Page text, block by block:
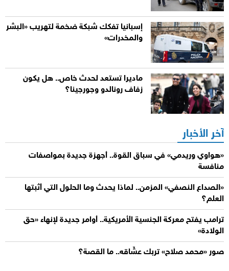
إسبانيا تفكك شبكة ضخمة لتهريب «البشر
والمخدرات»
ماديرا تستعد لحدث خاص.. هل يكون
زفاف رونالدو وجورجينا؟
آخر الأخبار
«هواوي وريدمي» في سباق القوة.. أجهزة جديدة بمواصفات
منافسة
«الصداع النصفي» المزمن.. لماذا يحدث وما الحلول التي أثبتها
العلم؟
ترامب يفتح معركة الجنسية الأمريكية.. أوامر جديدة لإنهاء «حق
الولادة»
صور «محمد صلاح» تربك عشّاقه.. ما القصة؟